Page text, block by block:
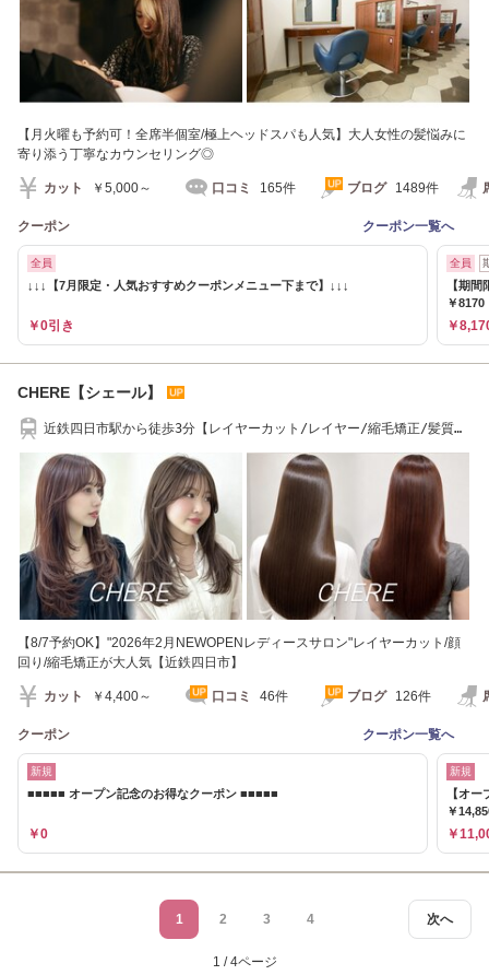
【月火曜も予約可！全席半個室/極上ヘッドスパも人気】大人女性の髪悩みに
寄り添う丁寧なカウンセリング◎
カット ￥5,000～ 口コミ 165件 ブログ 1489件
クーポン クーポン一覧へ
全員
↓↓↓【7月限定・人気おすすめクーポンメニュー下まで】↓↓↓
￥0引き
全員
【期
￥8170
￥
CHERE【シェール】
近鉄四日市駅から徒歩3分【レイヤーカット/レイヤー/縮毛矯正/髪質改
【8/7予約OK】"2026年2月NEWOPENレディースサロン"レイヤーカット/顔
回り/縮毛矯正が大人気【近鉄四日市】
カット ￥4,400～ 口コミ 46件 ブログ 126件
クーポン クーポン一覧へ
新規
■■■■■ オープン記念のお得なクーポン ■■■■■
￥0
新規
【オ
￥
￥
次へ
1 2 3 4
1 / 4ページ